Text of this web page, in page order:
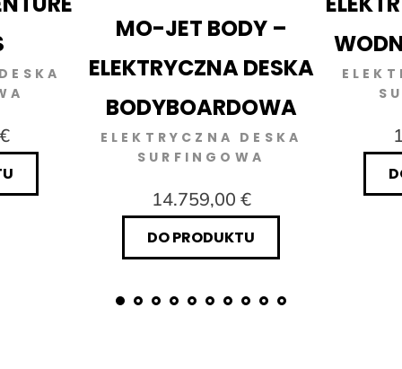
MO-JET BODY –
ELEKTRYCZNA DESKA
BODYBOARDOWA
ELEKTRYCZNA DESKA
SURFINGOWA
14.759,00 €
DO PRODUKTU